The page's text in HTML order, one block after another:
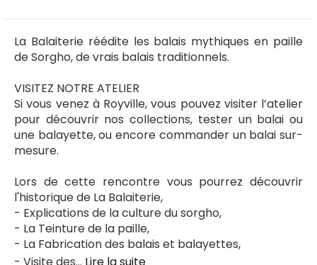
La Balaiterie réédite les balais mythiques en paille
de Sorgho, de vrais balais traditionnels.
VISITEZ NOTRE ATELIER
Si vous venez à Royville, vous pouvez visiter l’atelier
pour découvrir nos collections, tester un balai ou
une balayette, ou encore commander un balai sur-
mesure.
Lors de cette rencontre vous pourrez découvrir
l'historique de La Balaiterie,
- Explications de la culture du sorgho,
- La Teinture de la paille,
- La Fabrication des balais et balayettes,